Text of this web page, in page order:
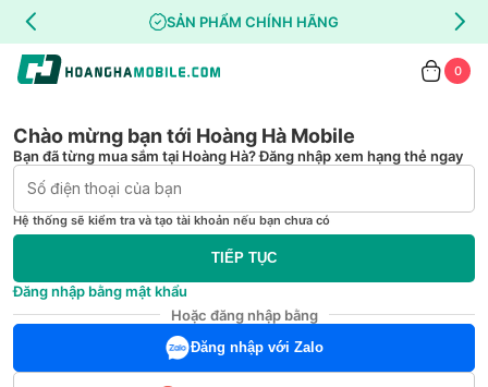
SẢN PHẨM CHÍNH HÃNG
0
Chào mừng bạn tới Hoàng Hà Mobile
Bạn đã từng mua sắm tại Hoàng Hà? Đăng nhập xem hạng thẻ ngay
Hệ thống sẽ kiểm tra và tạo tài khoản nếu bạn chưa có
TIẾP TỤC
Đăng nhập bằng mật khẩu
Hoặc đăng nhập bằng
Đăng nhập với Zalo